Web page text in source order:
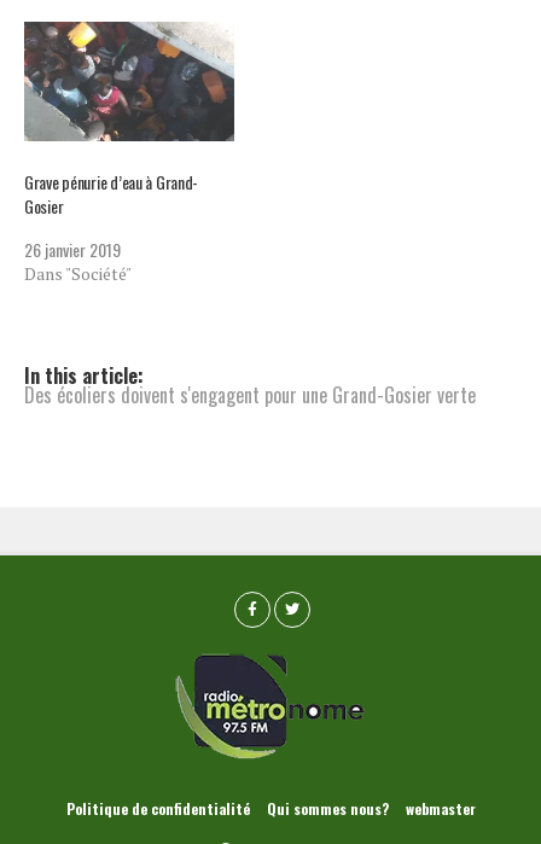
Grave pénurie d’eau à Grand-
Gosier
26 janvier 2019
Dans "Société"
In this article:
Des écoliers doivent s'engagent pour une Grand-Gosier verte
Politique de confidentialité Qui sommes nous?
webmaster